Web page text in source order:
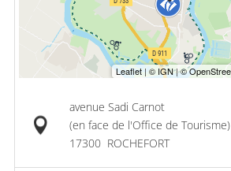
avenue Sadi Carnot
(en face de l'Office de Tourisme)
17300 ROCHEFORT